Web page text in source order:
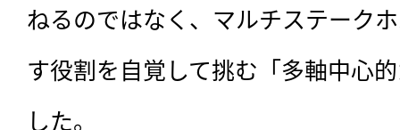
ねるのではなく、マルチステーク
す役割を自覚して挑む「多軸中心
した。